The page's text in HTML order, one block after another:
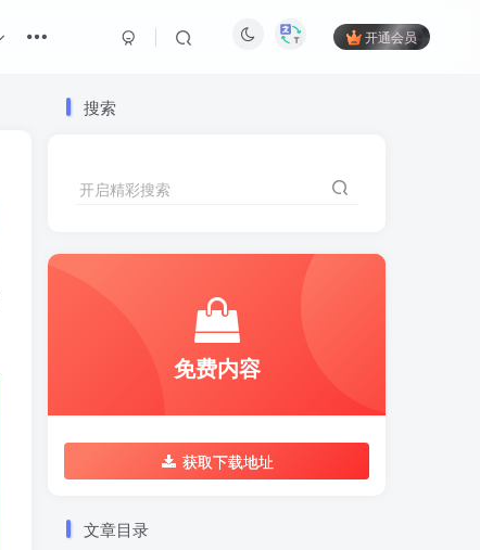
开通会员
搜索
开启精彩搜索
免费内容
获取下载地址
文章目录